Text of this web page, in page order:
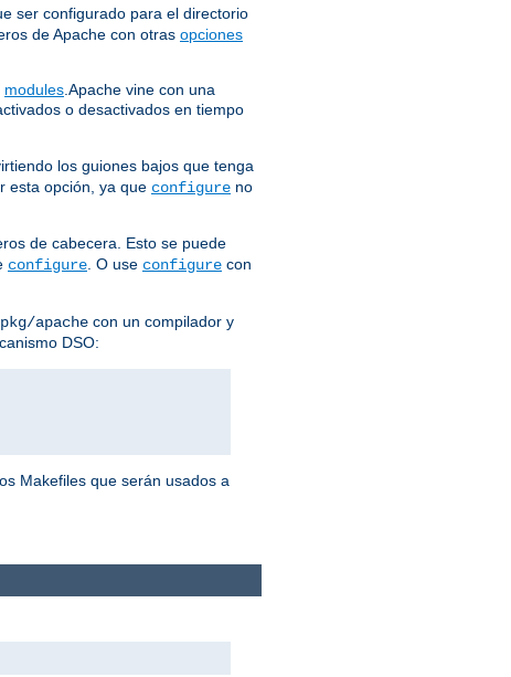
ser configurado para el directorio
de Apache con otras opciones
modules.Apache vine con una
o desactivados en tiempo
los guiones bajos que tenga
esta opción, ya que configure no
de cabecera. Esto se puede
configure. O use configure con
apache con un compilador y
DSO:
Makefiles que serán usados a